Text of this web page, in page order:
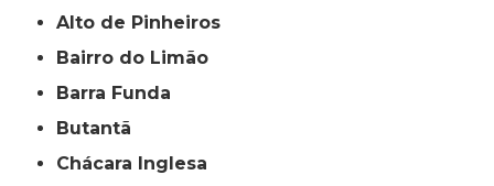
Alto de Pinheiros
Bairro do Limão
Barra Funda
Butantã
Chácara Inglesa